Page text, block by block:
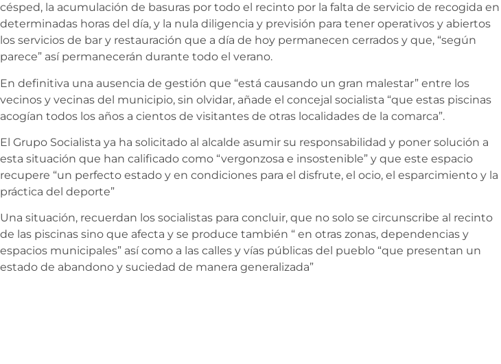
césped, la acumulación de basuras por todo el recinto por la falta de servicio de recogida en
determinadas horas del día, y la nula diligencia y previsión para tener operativos y abiertos
los servicios de bar y restauración que a día de hoy permanecen cerrados y que, “según
parece” así permanecerán durante todo el verano.
En definitiva una ausencia de gestión que “está causando un gran malestar” entre los
vecinos y vecinas del municipio, sin olvidar, añade el concejal socialista “que estas piscinas
acogían todos los años a cientos de visitantes de otras localidades de la comarca”.
El Grupo Socialista ya ha solicitado al alcalde asumir su responsabilidad y poner solución a
esta situación que han calificado como “vergonzosa e insostenible” y que este espacio
recupere “un perfecto estado y en condiciones para el disfrute, el ocio, el esparcimiento y la
práctica del deporte”
Una situación, recuerdan los socialistas para concluir, que no solo se circunscribe al recinto
de las piscinas sino que afecta y se produce también “ en otras zonas, dependencias y
espacios municipales” así como a las calles y vías públicas del pueblo “que presentan un
estado de abandono y suciedad de manera generalizada”